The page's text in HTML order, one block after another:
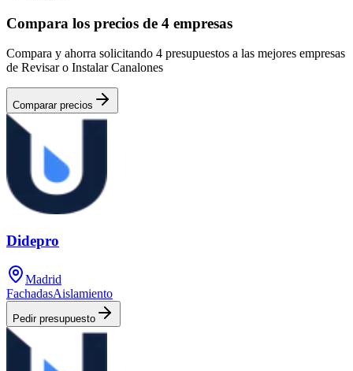
Compara los precios de 4 empresas
Compara y ahorra solicitando 4 presupuestos a las mejores empresas
de Revisar o Instalar Canalones
Comparar precios
Didepro
Madrid
FachadasAislamiento
Pedir presupuesto